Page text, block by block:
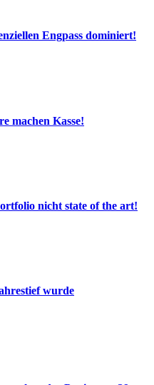
Engpass dominiert!
machen Kasse!
nicht state of the art!
wurde